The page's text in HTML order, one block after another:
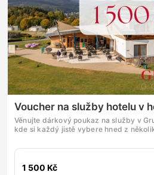
Voucher na služby hotelu v
Věnujte dárkový poukaz na služby v
kde si každý jistě vybere hned z
1 500 Kč